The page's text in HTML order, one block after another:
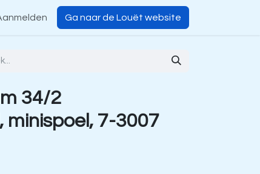
Ga naar de Louët website
34/2
minispoel, 7-3007